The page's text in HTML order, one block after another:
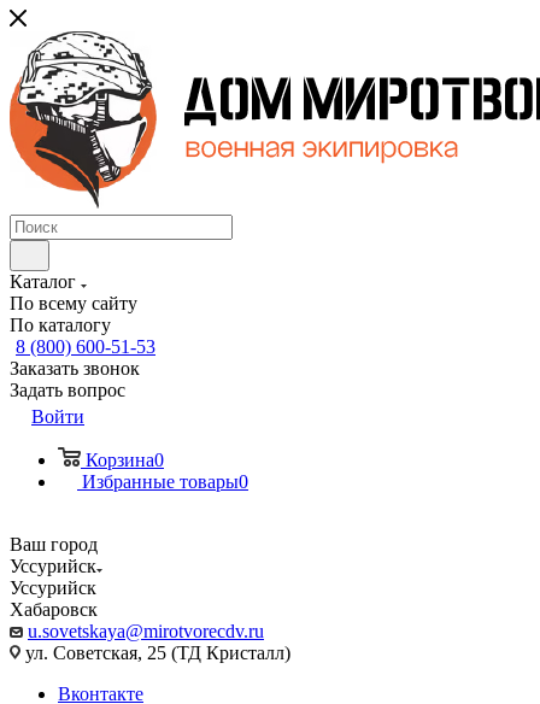
Каталог
По всему сайту
По каталогу
8 (800) 600-51-53
Заказать звонок
Задать вопрос
Войти
Корзина0
Избранные товары0
Ваш город
Уссурийск
Уссурийск
Хабаровск
u.sovetskaya@mirotvorecdv.ru
ул. Советская, 25 (ТД Кристалл)
Вконтакте